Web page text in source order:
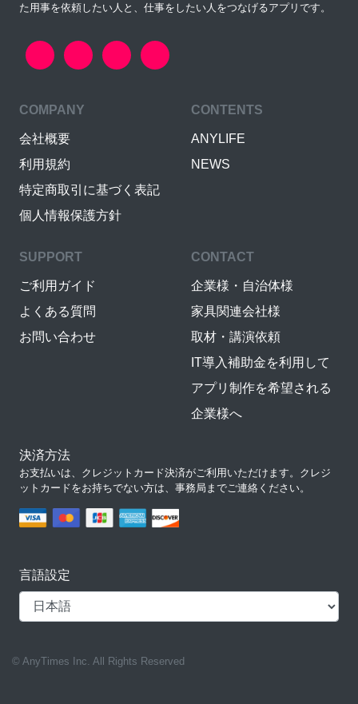
た用事を依頼したい人と、仕事をしたい人をつなげるアプリです。
COMPANY
会社概要
利用規約
特定商取引に基づく表記
個人情報保護方針
CONTENTS
ANYLIFE
NEWS
SUPPORT
ご利用ガイド
よくある質問
お問い合わせ
CONTACT
企業様・自治体様
家具関連会社様
取材・講演依頼
IT導入補助金を利用して
アプリ制作を希望される
企業様へ
決済方法
お支払いは、クレジットカード決済がご利用いただけます。クレジ
ットカードをお持ちでない方は、事務局までご連絡ください。
言語設定
© AnyTimes Inc. All Rights Reserved